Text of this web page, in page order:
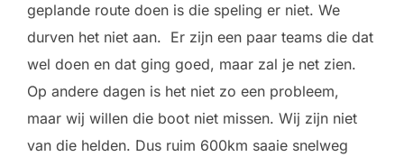
geplande route doen is die speling er niet. We
durven het niet aan. Er zijn een paar teams die dat
wel doen en dat ging goed, maar zal je net zien.
Op andere dagen is het niet zo een probleem,
maar wij willen die boot niet missen. Wij zijn niet
van die helden. Dus ruim 600km saaie snelweg